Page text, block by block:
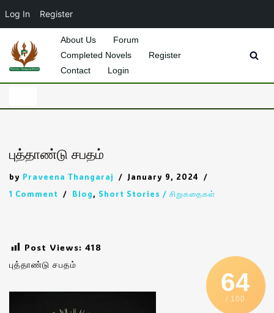
Log In Register
Skip
About Us
Forum
Completed Novels
Register
Contact
Login
புத்தாண்டு சபதம்
by Praveena Thangaraj
January 9, 2024
1 Comment
Blog, Short Stories / சிறுகதைகள்
Post Views: 418
64
/ 100
புத்தாண்டு சபதம்